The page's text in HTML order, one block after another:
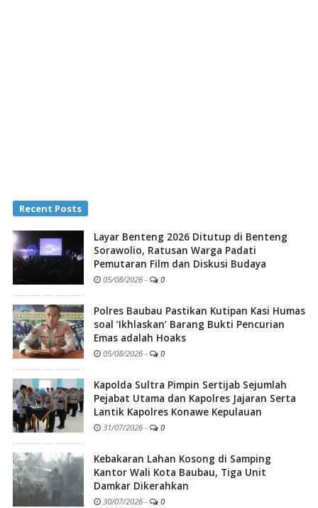
Recent Posts
Layar Benteng 2026 Ditutup di Benteng
Sorawolio, Ratusan Warga Padati
Pemutaran Film dan Diskusi Budaya
05/08/2026 - 0
Polres Baubau Pastikan Kutipan Kasi Humas
soal ‘Ikhlaskan’ Barang Bukti Pencurian
Emas adalah Hoaks
05/08/2026 - 0
Kapolda Sultra Pimpin Sertijab Sejumlah
Pejabat Utama dan Kapolres Jajaran Serta
Lantik Kapolres Konawe Kepulauan
31/07/2026 - 0
Kebakaran Lahan Kosong di Samping
Kantor Wali Kota Baubau, Tiga Unit
Damkar Dikerahkan
30/07/2026 - 0